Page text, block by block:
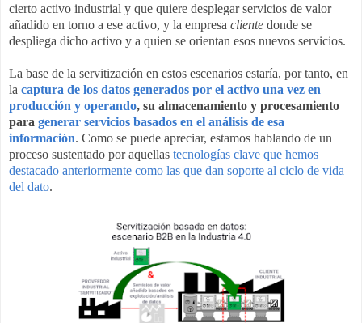
cierto activo industrial y que quiere desplegar servicios de valor
añadido en torno a ese activo, y la empresa cliente donde se
despliega dicho activo y a quien se orientan esos nuevos servicios.
La base de la servitización en estos escenarios estaría, por tanto, en
la captura de los datos generados por el activo una vez en
producción y operando, su almacenamiento y procesamiento
para generar servicios basados en el análisis de esa
información. Como se puede apreciar, estamos hablando de un
proceso sustentado por aquellas tecnologías clave que hemos
destacado anteriormente como las que dan soporte al ciclo de vida
del dato.